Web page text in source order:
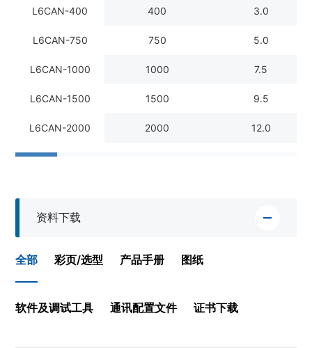
L6CAN-400 400 3.0
L6CAN-750 750 5.0
L6CAN-1000 1000 7.5
L6CAN-1500 1500 9.5
L6CAN-2000 2000 12.0
资料下载
全部 彩页/选型 产品手册 图纸
软件及调试工具 通讯配置文件 证书下载